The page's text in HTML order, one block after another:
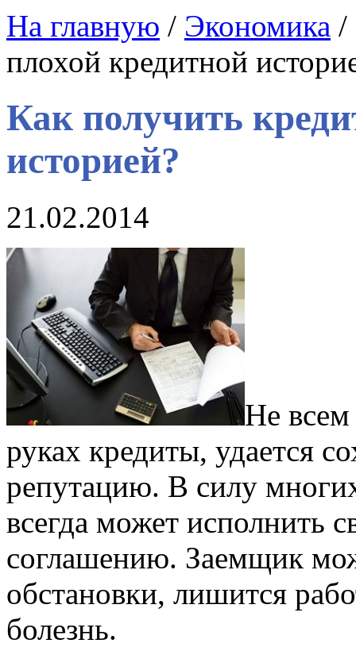
На главную / Экономика /
плохой кредитной
Как получить
историей?
21.02.2014
Не
руках кредиты, удается
репутацию. В силу
всегда может исполнить
соглашению. Заемщик
обстановки, лишится
болезнь.